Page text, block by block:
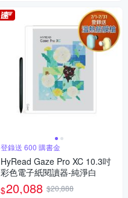
登錄送 600 購書金
HyRead Gaze Pro XC 10.3吋
彩色電子紙閱讀器-純淨白
$20,088 $20,888